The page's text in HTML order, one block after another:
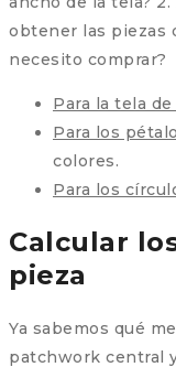
obtener las piezas
necesito comprar?
Para la tela de
Para los
colores.
Para los
Calcular
pieza
Ya sabemos qué
patchwork central